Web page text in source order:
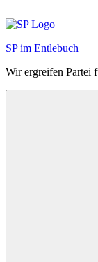
Inhalt
SP im Entlebuch
Wir ergreifen Partei